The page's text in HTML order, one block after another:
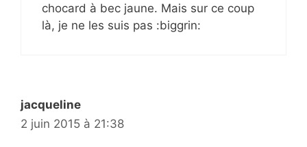
chocard à bec jaune. Mais sur ce coup
là, je ne les suis pas :biggrin:
jacqueline
2 juin 2015 à 21:38